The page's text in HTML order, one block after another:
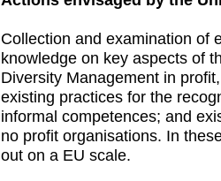
Collection and examination of
knowledge on key aspects of
Diversity Management in
existing practices for the
informal competences; and
no profit organisations. In
out on a EU scale.